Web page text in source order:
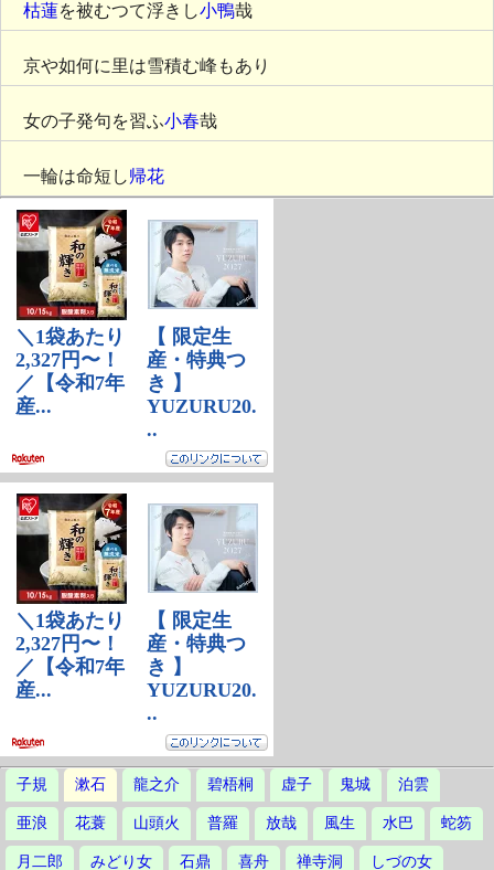
枯蓮を被むつて浮きし小鴨哉
京や如何に里は雪積む峰もあり
女の子発句を習ふ小春哉
一輪は命短し帰花
子規 漱石 龍之介 碧梧桐 虚子 鬼城 泊雲
亜浪 花蓑 山頭火 普羅 放哉 風生 水巴 蛇笏
月二郎 みどり女 石鼎 喜舟 禅寺洞 しづの女